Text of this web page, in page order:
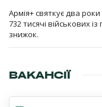
Армія+ святкує два
732 тисячі військових
знижок.
ВАКАНСІЇ